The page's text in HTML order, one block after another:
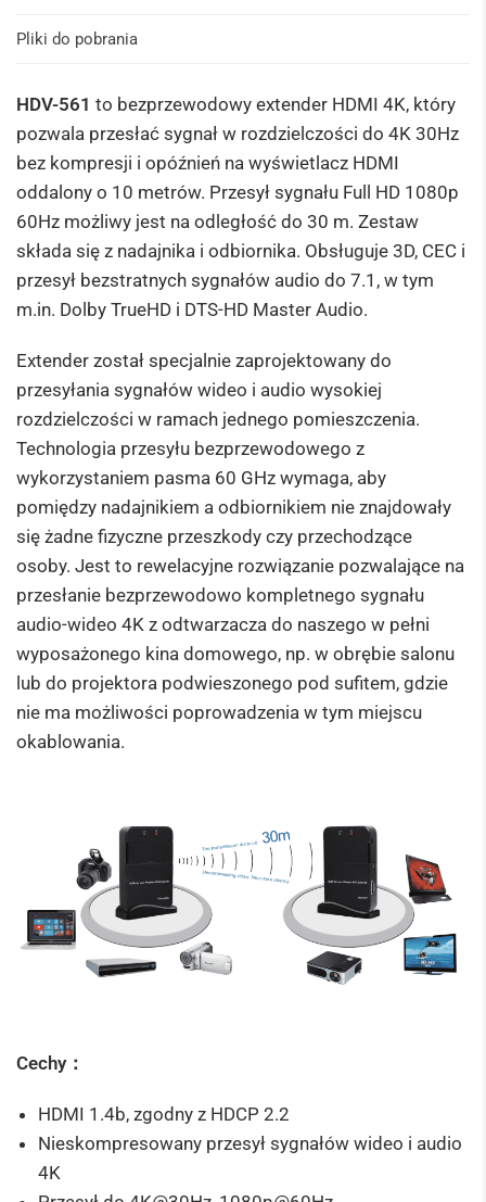
Pliki do pobrania
HDV-561 to bezprzewodowy extender HDMI 4K, który
pozwala przesłać sygnał w rozdzielczości do 4K 30Hz
bez kompresji i opóźnień na wyświetlacz HDMI
oddalony o 10 metrów. Przesył sygnału Full HD 1080p
60Hz możliwy jest na odległość do 30 m. Zestaw
składa się z nadajnika i odbiornika. Obsługuje 3D, CEC i
przesył bezstratnych sygnałów audio do 7.1, w tym
m.in. Dolby TrueHD i DTS-HD Master Audio.
Extender został specjalnie zaprojektowany do
przesyłania sygnałów wideo i audio wysokiej
rozdzielczości w ramach jednego pomieszczenia.
Technologia przesyłu bezprzewodowego z
wykorzystaniem pasma 60 GHz wymaga, aby
pomiędzy nadajnikiem a odbiornikiem nie znajdowały
się żadne fizyczne przeszkody czy przechodzące
osoby. Jest to rewelacyjne rozwiązanie pozwalające na
przesłanie bezprzewodowo kompletnego sygnału
audio-wideo 4K z odtwarzacza do naszego w pełni
wyposażonego kina domowego, np. w obrębie salonu
lub do projektora podwieszonego pod sufitem, gdzie
nie ma możliwości poprowadzenia w tym miejscu
okablowania.
Cechy：
HDMI 1.4b, zgodny z HDCP 2.2
Nieskompresowany przesył sygnałów wideo i audio
4K